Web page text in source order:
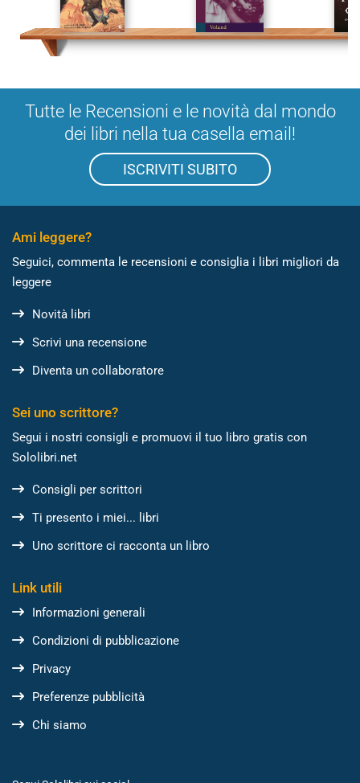
Tutte le Recensioni e le novità dal mondo
dei libri nella tua casella email!
ISCRIVITI SUBITO
Ami leggere?
Seguici, commenta le recensioni e consiglia i libri migliori da
leggere
Novità libri
Scrivi una recensione
Diventa un collaboratore
Sei uno scrittore?
Segui i nostri consigli e promuovi il tuo libro gratis con
Sololibri.net
Consigli per scrittori
Ti presento i miei... libri
Uno scrittore ci racconta un libro
Link utili
Informazioni generali
Condizioni di pubblicazione
Privacy
Preferenze pubblicità
Chi siamo